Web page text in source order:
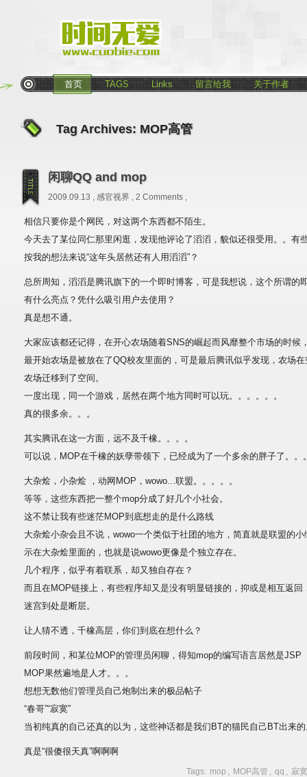
首页 TAGS Links 留言给我 关于作者
Tag Archives: MOP高管
闲聊QQ and mop
2009.09.13 , 感官视界 , 2 Comments ,
相信只要你是个网民，对这两个东西都不陌生。
今天去了某位同仁那里闲逛，发现他评论了滔滔，貌似还很受用。。有
按我的想法来说“这年头居然还有人用滔滔”？
总所周知，滔滔是腾讯旗下的一个即时博客，可是我想说，这个所谓的
有什么亮点？凭什么吸引用户去使用？
真是想不通。
大家应该都还记得，在开心农场随着SNS的崛起而风靡整个市场的时候
最开始农场是被放在了QQ校友里面的，可是最后腾讯似乎发现，农场
农场迁移到了空间。
一度出现，同一个游戏，居然在两个地方同时可以玩。。。。。。
真的很多余。。。
其实腾讯在这一方面，远不及千橡。。。。
可以说，MOP在千橡的妖孽带领下，已经成为了一个多余的胖子了。。
大杂烩，小杂烩 ，动网MOP，wowo...联盟。。。。。
等等，这些东西把一整个mop分成了好几个小社会。
这不禁让我有些迷茫MOP到底想走的是什么路线
大杂烩小杂会且不说，wowo一个类似于社团的地方，简直就是联盟的
示在大杂烩里面的，也就是说wowo更像是个独立存在。
几个程序，似乎有着联系，却又独自存在？
而且在MOP链接上，有些程序却又是没有明显链接的，抑或是相互返
迷宫到处是断层。
让人猜不透，千橡高层，你们到底在想什么？
前段时间，和某位MOP的管理员闲聊，得知mop的编写语言居然是JSP
MOP果然遍地是人才。。。
想想无数他们管理员自己炮制出来的极品帖子
“春哥”“寂寞”
当初纯真的自己还真的以为，这些神话都是我们BT的猫民自己BT出来
真是“很傻很天真”啊啊啊
Tags: mop , MOP高管 , qq , 寂寞